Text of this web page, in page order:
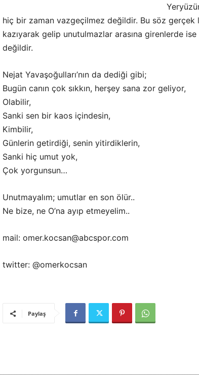
hiç bir zaman vazgeçilmez değildir. Bu söz gerçek
kazıyarak gelip unutulmazlar arasına girenlerde
değildir.
Nejat Yavaşoğulları’nın da dediği gibi;
Bugün canın çok sıkkın, herşey sana zor geliyor,
Olabilir,
Sanki sen bir kaos içindesin,
Kimbilir,
Günlerin getirdiği, senin yitirdiklerin,
Sanki hiç umut yok,
Çok yorgunsun…
Unutmayalım; umutlar en son ölür..
Ne bize, ne O’na ayıp etmeyelim..
mail: omer.kocsan@abcspor.com
twitter: @omerkocsan
Paylaş